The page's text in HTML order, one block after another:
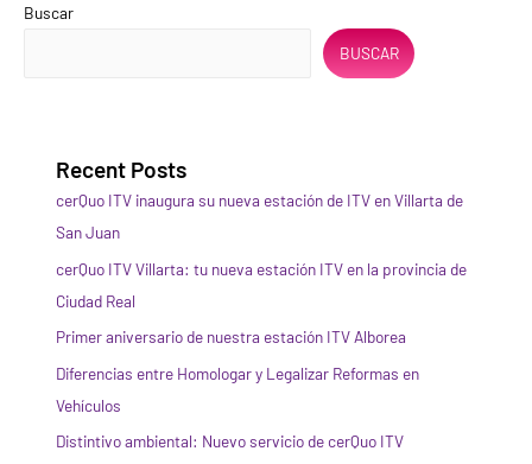
Buscar
BUSCAR
Recent Posts
cerQuo ITV inaugura su nueva estación de ITV en Villarta de
San Juan
cerQuo ITV Villarta: tu nueva estación ITV en la provincia de
Ciudad Real
Primer aniversario de nuestra estación ITV Alborea
Diferencias entre Homologar y Legalizar Reformas en
Vehículos
Distintivo ambiental: Nuevo servicio de cerQuo ITV